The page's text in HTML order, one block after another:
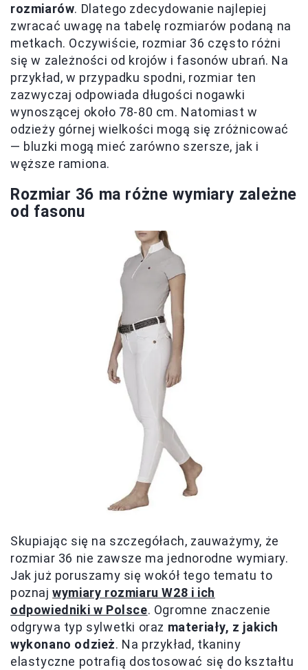
rozmiarów. Dlatego zdecydowanie najlepiej
zwracać uwagę na tabelę rozmiarów podaną na
metkach. Oczywiście, rozmiar 36 często różni
się w zależności od krojów i fasonów ubrań. Na
przykład, w przypadku spodni, rozmiar ten
zazwyczaj odpowiada długości nogawki
wynoszącej około 78-80 cm. Natomiast w
odzieży górnej wielkości mogą się zróżnicować
— bluzki mogą mieć zarówno szersze, jak i
węższe ramiona.
Rozmiar 36 ma różne wymiary zależne
od fasonu
Skupiając się na szczegółach, zauważymy, że
rozmiar 36 nie zawsze ma jednorodne wymiary.
Jak już poruszamy się wokół tego tematu to
poznajwymiary rozmiaru W28 i ich
odpowiedniki w Polsce. Ogromne znaczenie
odgrywa typ sylwetki oraz materiały, z jakich
wykonano odzież. Na przykład, tkaniny
elastyczne potrafią dostosować się do kształtu